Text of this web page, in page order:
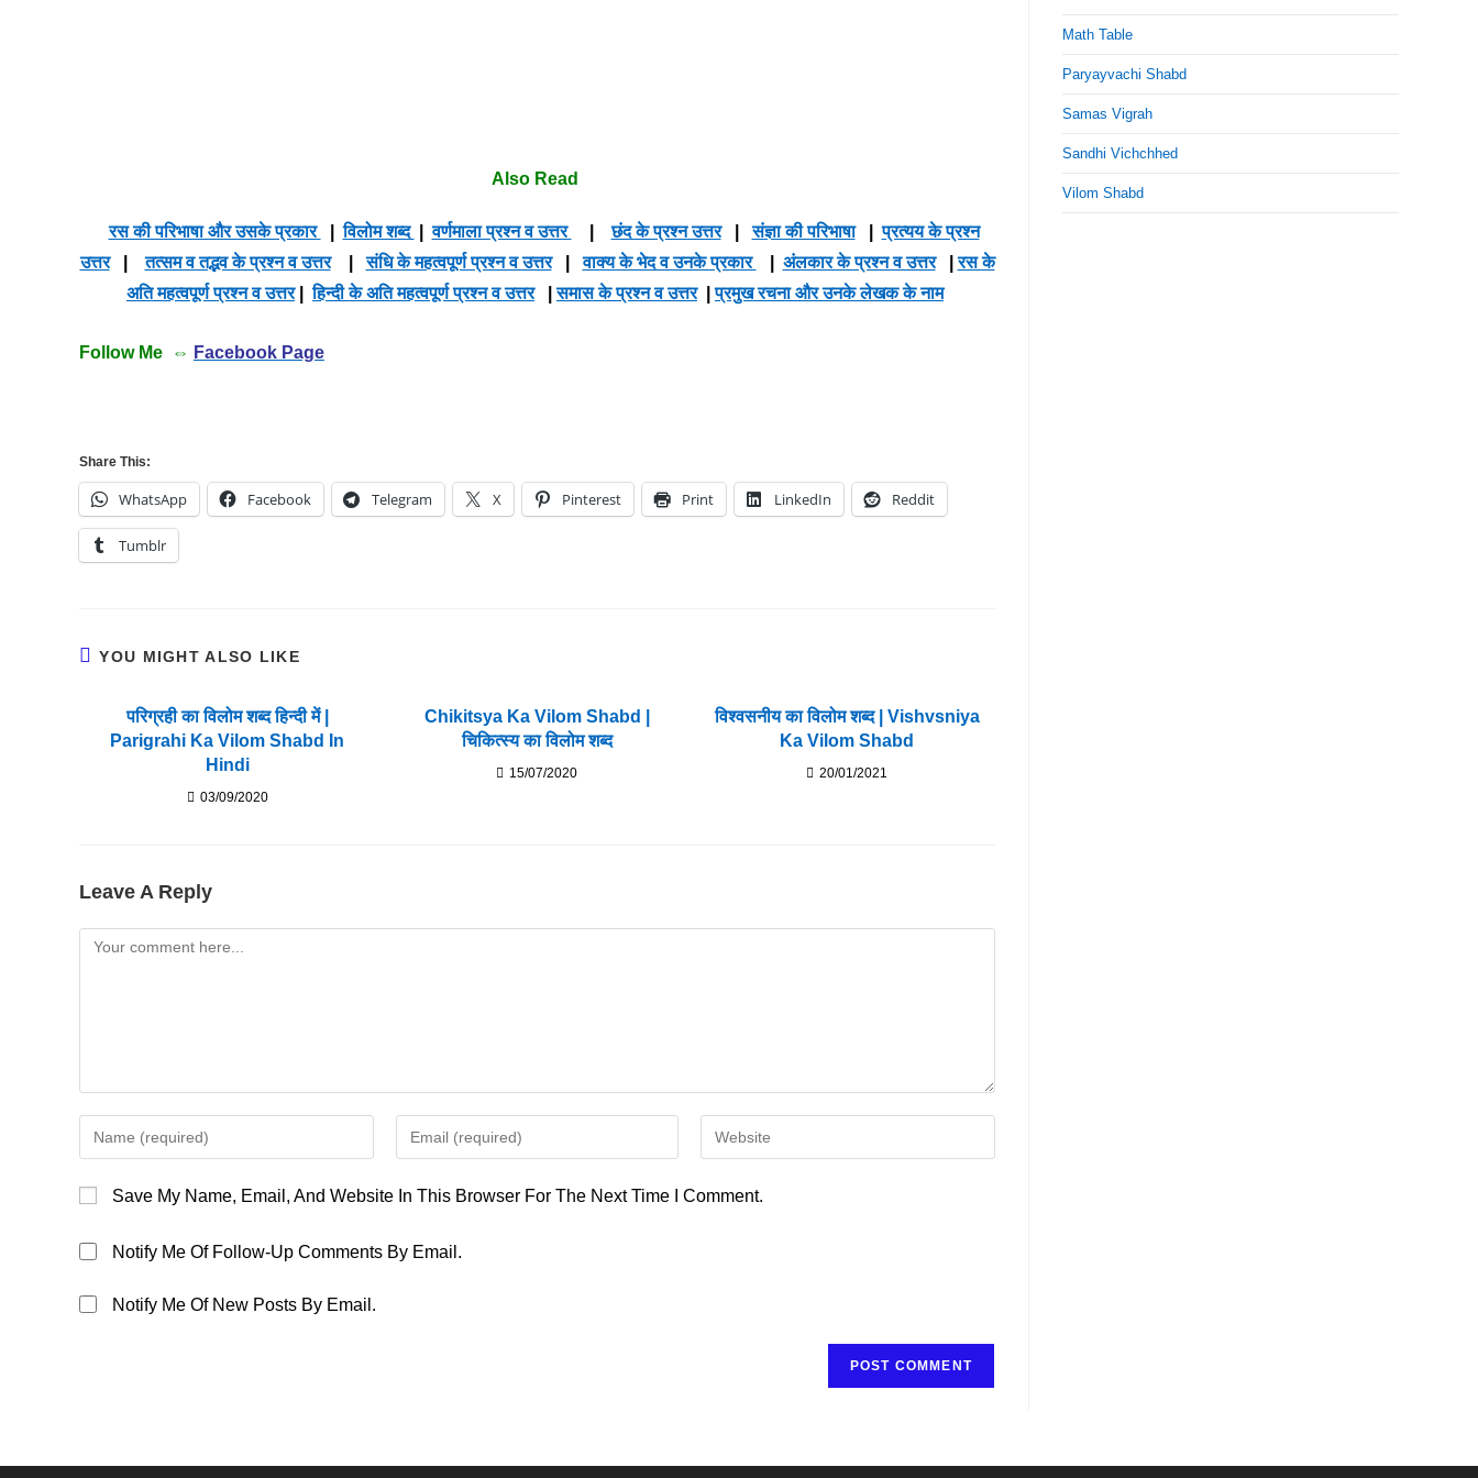
Also Read
रस की परिभाषा और उसके प्रकार |विलोम शब्द |वर्णमाला प्रश्न व उत्तर |छंद के प्रश्न उत्तर|संज्ञा की परिभाषा|प्रत्यय के प्रश्न
उत्तर|तत्सम व तद्भव के प्रश्न व उत्तर|संधि के महत्वपूर्ण प्रश्न व उत्तर|वाक्य के भेद व उनके प्रकार अंलकार के प्रश्न व उत्तर|रस के
अति महत्वपूर्ण प्रश्न व उत्तर|हिन्दी के अति महत्वपूर्ण प्रश्न व उत्तर|समास के प्रश्न व उत्तर|प्रमुख रचना और उनके लेखक के नाम
Follow Me ⇔ Facebook Page
Share This:
WhatsApp Facebook Telegram X Pinterest Print LinkedIn Reddit
Tumblr
YOU MIGHT ALSO LIKE
परिग्रही का विलोम शब्द हिन्दी में |
Parigrahi Ka Vilom Shabd In
Hindi
03/09/2020
Chikitsya Ka Vilom Shabd |
चिकित्स्य का विलोम शब्द
15/07/2020
विश्वसनीय का विलोम शब्द | Vishvsniya
Ka Vilom Shabd
20/01/2021
Leave A Reply
Comment
Your
Or
To
Comment
Your
Comment
Your
Save My Name, Email, And Website In This Browser For The Next Time I Comment.
Notify Me Of Follow-Up Comments By Email.
Notify Me Of New Posts By Email.
Math Table
Paryayvachi Shabd
Samas Vigrah
Sandhi Vichchhed
Vilom Shabd